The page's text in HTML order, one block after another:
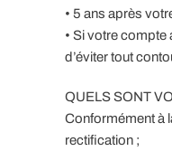
• 5 ans après
• Si votre
d’éviter tout
QUELS SONT
Conformément à
rectification ;